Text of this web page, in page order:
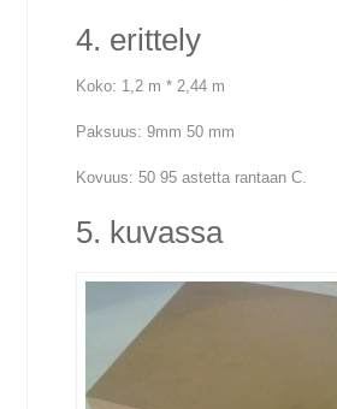
4. erittely
Koko: 1,2 m * 2,44 m
Paksuus: 9mm 50 mm
Kovuus: 50 95 astetta rantaan C.
5. kuvassa